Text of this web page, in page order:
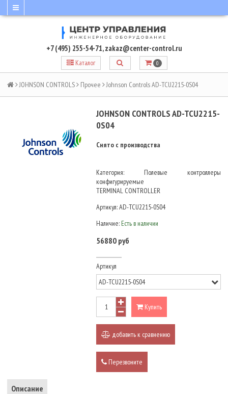
+7 (495) 255-54-71,zakaz@center-control.ru
Каталог 0
JOHNSON CONTROLS Прочее Johnson Controls AD-TCU2215-0S04
JOHNSON CONTROLS AD-TCU2215-
0S04
Снято с производства
Категория: Полевые контроллеры
конфигурируемые
TERMINAL CONTROLLER
Артикул:AD-TCU2215-0S04
Наличие: Есть в наличии
56880 руб
Артикул
Купить
добавить к сравнению
Перезвоните
Описание